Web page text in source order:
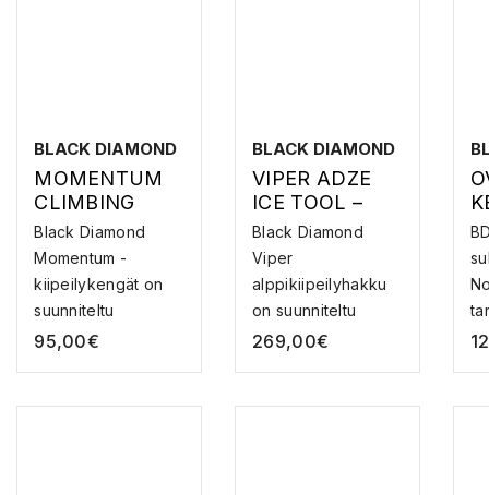
BLACK DIAMOND
MOMENTUM
CLIMBING
SHOES,
MOONSTONE-
BLACK
Black Diamond
Momentum -
kiipeilykengät on
suunniteltu
tarjoamaan ma...
95,00€
BLACK DIAMOND
VIPER ADZE
ICE TOOL –
JÄÄKIIPEILYH
AKKU
Black Diamond
Viper
alppikiipeilyhakku
on suunniteltu
kestävyyttä j...
269,00€
S